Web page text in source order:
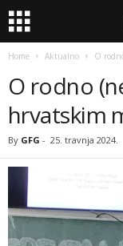
Home Aktualno O
O rodno
hrvatskim
By GFG - 25. travnja 2024.